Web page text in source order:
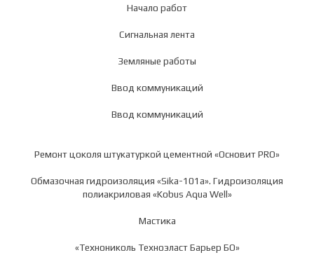
Начало работ
Сигнальная лента
Земляные работы
Ввод коммуникаций
Ввод коммуникаций
Ремонт цоколя штукатуркой цементной «Основит PRO»
Обмазочная гидроизоляция «Sika-101a». Гидроизоляция
полиакриловая «Kobus Aqua Well»
Мастика
«Технониколь Техноэласт Барьер БО»